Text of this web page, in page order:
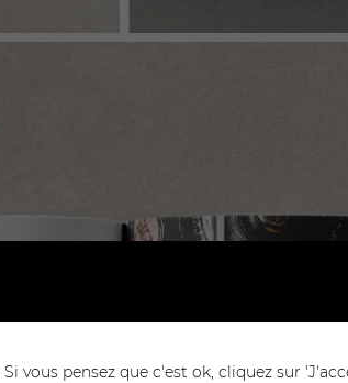
vous pensez que c'est ok, cliquez sur